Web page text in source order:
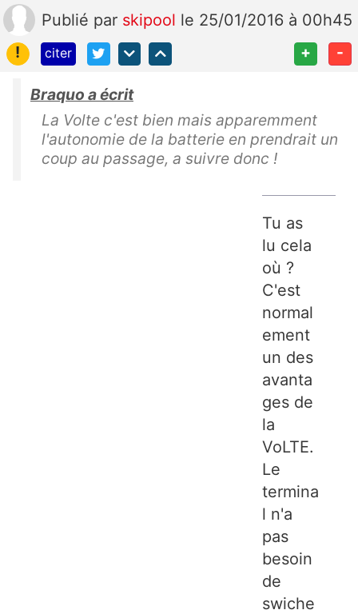
Publié par skipool le 25/01/2016 à 00h45
!
citer + -
Braquo a écrit
La Volte c'est bien mais apparemment
l'autonomie de la batterie en prendrait un
coup au passage, a suivre donc !
Tu as
lu cela
où ?
C'est
normal
ement
un des
avanta
ges de
la
VoLTE.
Le
termina
l n'a
pas
besoin
de
swiche